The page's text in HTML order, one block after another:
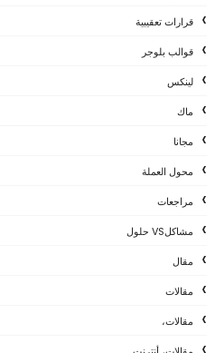
قرارات تعقيبية
قوالب بلوجر
لينكس
ماك
مجانا
محول العملة
مراجعات
مشاكلVS حلول
مقال
مقالات
مقالات،